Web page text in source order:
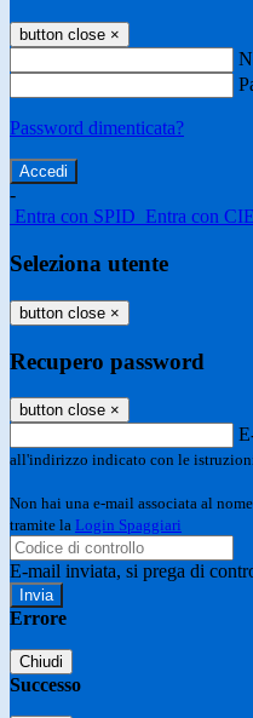
button close ×
Password dimenticata?
-
Entra con SPID Entra con CIE
Seleziona utente
button close ×
Recupero password
button close ×
all'indirizzo indicato con le
Non hai una e-mail associata al
tramite la Login Spaggiari
E-mail inviata, si prega di
Errore
Chiudi
Successo